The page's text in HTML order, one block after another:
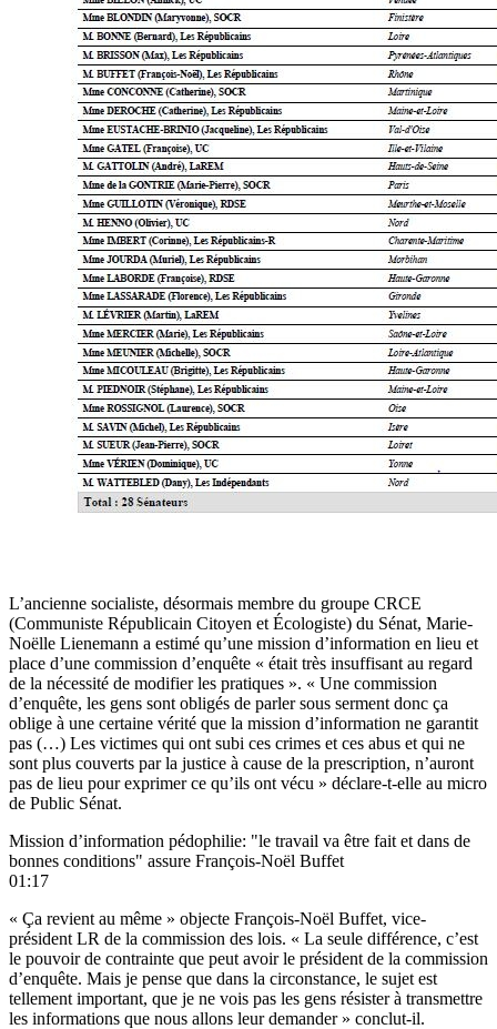
L’ancienne socialiste, désormais membre du groupe CRCE
(Communiste Républicain Citoyen et Écologiste) du Sénat, Marie-
Noëlle Lienemann a estimé qu’une mission d’information en lieu et
place d’une commission d’enquête « était très insuffisant au regard
de la nécessité de modifier les pratiques ». « Une commission
d’enquête, les gens sont obligés de parler sous serment donc ça
oblige à une certaine vérité que la mission d’information ne garantit
pas (…) Les victimes qui ont subi ces crimes et ces abus et qui ne
sont plus couverts par la justice à cause de la prescription, n’auront
pas de lieu pour exprimer ce qu’ils ont vécu » déclare-t-elle au micro
de Public Sénat.
Mission d’information pédophilie: "le travail va être fait et dans de
bonnes conditions" assure François-Noël Buffet
01:17
« Ça revient au même » objecte François-Noël Buffet, vice-
président LR de la commission des lois. « La seule différence, c’est
le pouvoir de contrainte que peut avoir le président de la commission
d’enquête. Mais je pense que dans la circonstance, le sujet est
tellement important, que je ne vois pas les gens résister à transmettre
les informations que nous allons leur demander » conclut-il.